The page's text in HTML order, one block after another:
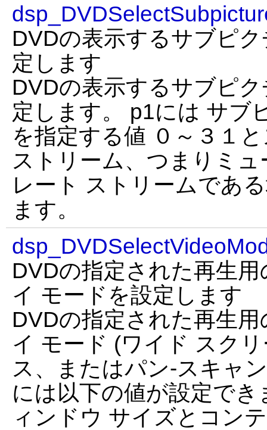
DVDの表示するサブピ
定します
DVDの表示するサブピ
定します。 p1には サブ
を指定する値 ０～３１
ストリーム、つまりミ
レート ストリームであ
ます。
DVDの指定された再生
イ モードを設定します
DVDの指定された再生
イ モード (ワイド スク
ス、またはパン-スキャ
には以下の値が設定で
ィンドウ サイズとコン